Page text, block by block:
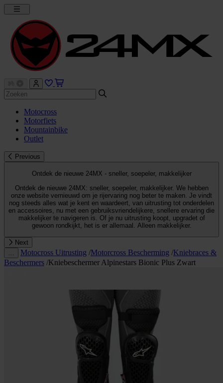
Motocross
Motorfiets
Mountainbike
Outlet
Previous
Ontdek de nieuwe 24MX - sneller, soepeler, makkelijker
Ontdek de nieuwe 24MX: sneller, soepeler, makkelijker. We hebben
onze website vernieuwd om je rijervaring nog beter te maken. Je vindt
nog steeds alles wat je kent en waardeert, van uitrusting tot onderdelen
en accessoires, nu met een gebruiksvriendelijkere, snellere ervaring die
makkelijker te navigeren is. Of je nu uitrusting koopt, upgradet of
gewoon rondkijkt, het is er allemaal. Alleen makkelijker.
Next
Motocross Uitrusting /Motorcross Bescherming /Kniebraces &
Beschermers /Kniebeschermer Alpinestars Bionic Plus Zwart